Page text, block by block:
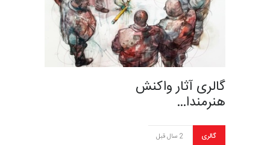
گالری آثار واکنش
هنرمندا…
گالری 2 سال قبل